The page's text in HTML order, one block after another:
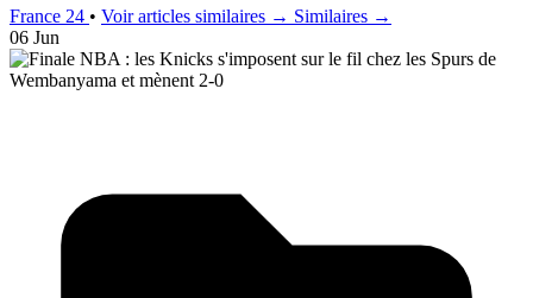
France 24 • Voir articles similaires → Similaires →
06 Jun